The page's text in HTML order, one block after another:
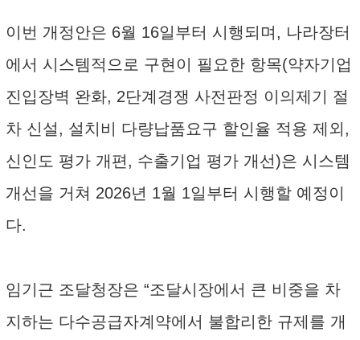
이번 개정안은 6월 16일부터 시행되며, 나라장터
에서 시스템적으로 구현이 필요한 항목(약자기업
진입장벽 완화, 2단계경쟁 사전판정 이의제기 절
차 신설, 설치비 다량납품요구 할인율 적용 제외,
신인도 평가 개편, 수출기업 평가 개선)은 시스템
개선을 거쳐 2026년 1월 1일부터 시행할 예정이
다.
임기근 조달청장은 “조달시장에서 큰 비중을 차
지하는 다수공급자계약에서 불합리한 규제를 개